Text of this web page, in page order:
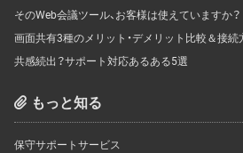
そのWeb会議ツール、お客様は使えていますか？
画面共有3種のメリット・デメリット比較＆接
共感続出？サポート対応あるある5選
もっと知る
保守サポートサービス